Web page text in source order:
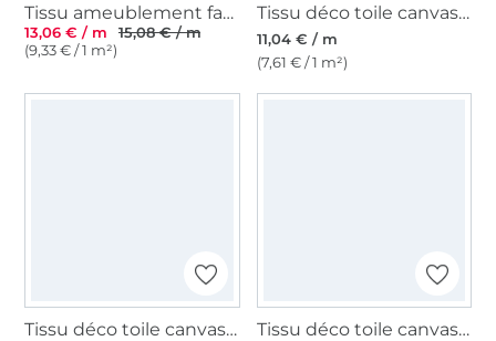
Tissu ameublement fauteuil canapé velours côtelé Fjord, vert pétrole
13,06 € / m
15,08 € / m
(9,33 € / 1 m²)
Tissu déco toile canvas uni, anthracite
11,04 € / m
(7,61 € / 1 m²)
Tissu déco toile canvas Léopard Love, vert gris Tissu déco toile canvas Léopard Love, blanc cassé